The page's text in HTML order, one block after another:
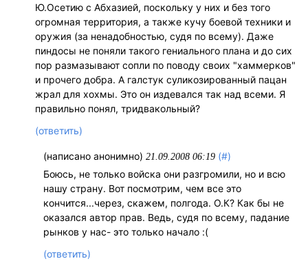
Ю.Осетию с Абхазией, поскольку у них и без того
огромная территория, а также кучу боевой техники и
оружия (за ненадобностью, судя по всему). Даже
пиндосы не поняли такого гениального плана и до сих
пор размазывают сопли по поводу своих "хаммерков"
и прочего добра. А галстук суликозированный пацан
жрал для хохмы. Это он издевался так над всеми. Я
правильно понял, тридвакольный?
(ответить)
(написано анонимно) 21.09.2008 06:19 (#)
Боюсь, не только войска они разгромили, но и всю
нашу страну. Вот посмотрим, чем все это
кончится...через, скажем, полгода. О.К? Как бы не
оказался автор прав. Ведь, судя по всему, падание
рынков у нас- это только начало :(
(ответить)